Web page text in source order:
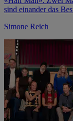
sind einander das
Simone Reich